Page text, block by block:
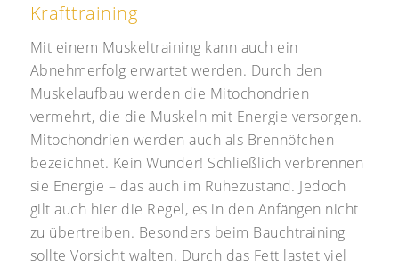
Krafttraining
Mit einem Muskeltraining kann auch ein
Abnehmerfolg erwartet werden. Durch den
Muskelaufbau werden die Mitochondrien
vermehrt, die die Muskeln mit Energie versorgen.
Mitochondrien werden auch als Brennöfchen
bezeichnet. Kein Wunder! Schließlich verbrennen
sie Energie – das auch im Ruhezustand. Jedoch
gilt auch hier die Regel, es in den Anfängen nicht
zu übertreiben. Besonders beim Bauchtraining
sollte Vorsicht walten. Durch das Fett lastet viel